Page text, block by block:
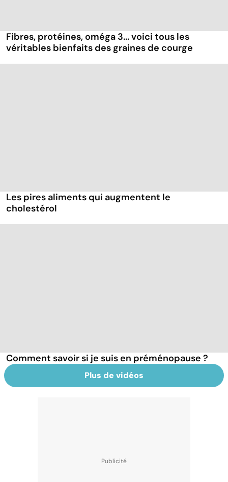
Fibres, protéines, oméga 3... voici tous les
véritables bienfaits des graines de courge
Les pires aliments qui augmentent le
cholestérol
Comment savoir si je suis en préménopause ?
Plus de vidéos